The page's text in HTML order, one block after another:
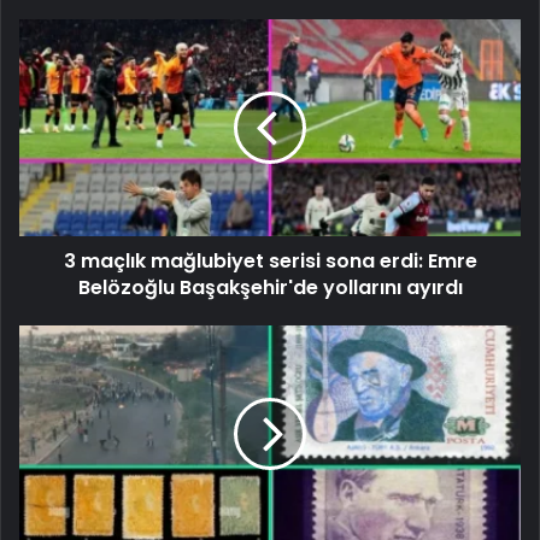
3 maçlık mağlubiyet serisi sona erdi: Emre
Belözoğlu Başakşehir'de yollarını ayırdı